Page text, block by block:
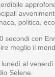
politica,
secondi con
meglio il
lunedì al
Selene.